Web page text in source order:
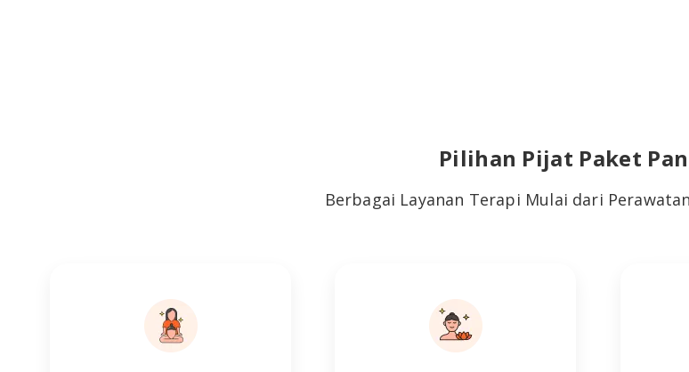
Pilihan Pijat Paket
Berbagai Layanan Terapi Mulai dari